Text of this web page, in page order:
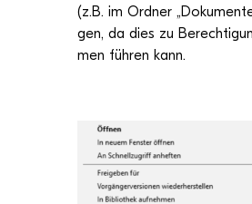
(z.B. im Ord­ner „
gen, da dies zu
men füh­ren kann.